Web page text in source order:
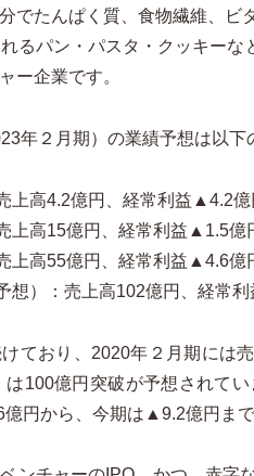
でたんぱく質、食物繊維、ビ
るパン・パスタ・クッキーな
ー企業です。
年２月期）の業績予想は以下
上高4.2億円、経常利益▲4.2
上高15億円、経常利益▲1.5
上高55億円、経常利益▲4.6
想）：売上高102億円、経常
ており、2020年２月期には
100億円突破が予想されて
円から、今期は▲9.2億円まで